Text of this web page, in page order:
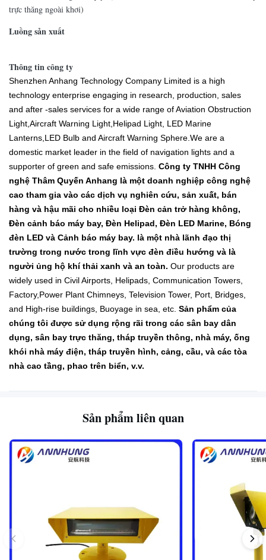
trực thăng ngoài khơi)
Luồng sản xuất
Thông tin công ty
Shenzhen Anhang Technology Company Limited is a high
technology enterprise engaging in research, production, sales
and after -sales services for a wide range of Aviation Obstruction
Light,Aircraft Warning Light,Helipad Light, LED Marine
Lanterns,LED Bulb and Aircraft Warning Sphere.We are a
domestic market leader in the field of navigation lights and a
supporter of green and safe emissions. Công ty TNHH Công
nghệ Thâm Quyến Anhang là một doanh nghiệp công nghệ
cao tham gia vào các dịch vụ nghiên cứu, sản xuất, bán
hàng và hậu mãi cho nhiều loại Đèn cản trở hàng không,
Đèn cảnh báo máy bay, Đèn Helipad, Đèn LED Marine, Bóng
đèn LED và Cảnh báo máy bay. là một nhà lãnh đạo thị
trường trong nước trong lĩnh vực đèn điều hướng và là
người ủng hộ khí thải xanh và an toàn. Our products are
widely used in Civil Airports, Helipads, Communication Towers,
Factory,Power Plant Chimneys, Television Tower, Port, Bridges,
and High-rise buildings, Buoyage in sea, etc. Sản phẩm của
chúng tôi được sử dụng rộng rãi trong các sân bay dân
dụng, sân bay trực thăng, tháp truyền thông, nhà máy, ống
khói nhà máy điện, tháp truyền hình, cảng, cầu, và các tòa
nhà cao tầng, phao trên biển, v.v.
Sản phẩm liên quan